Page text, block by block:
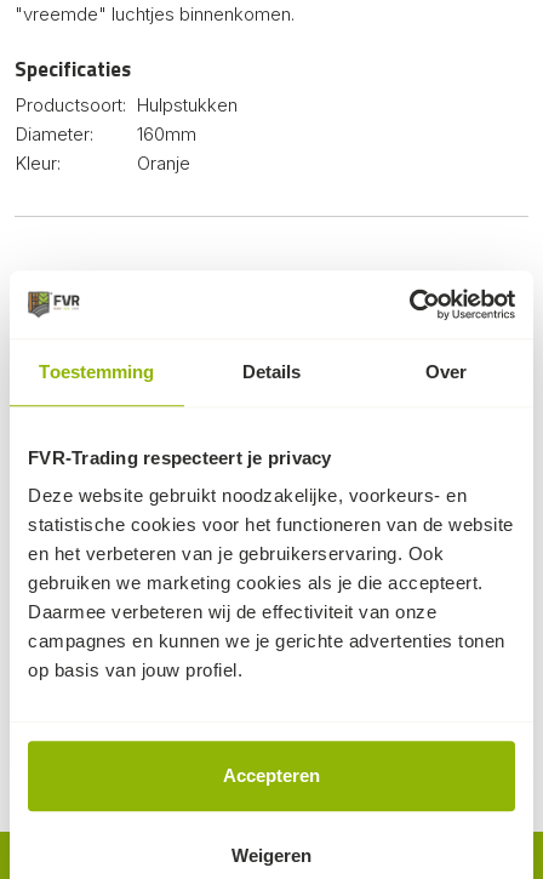
Toestemming Details Over
FVR-Trading respecteert je privacy
Deze website gebruikt noodzakelijke, voorkeurs- en
statistische cookies voor het functioneren van de website
en het verbeteren van je gebruikerservaring. Ook
gebruiken we marketing cookies als je die accepteert.
Daarmee verbeteren wij de effectiviteit van onze
campagnes en kunnen we je gerichte advertenties tonen
op basis van jouw profiel.
Accepteren
Weigeren
"vreemde" luchtjes binnenkomen.
Specificaties
Productsoort: Hulpstukken
Diameter:
160mm
Kleur:
Oranje
Dit kan ook nog knap handig zijn...
PVC buis 160mm - Sn8
- 5m
PVC buis 160mm met
KOMO | voorzien van mof
| interessante
staffelkorting
55,-
PVC verloopring - SN4
Verkrijgbaar in bijna alle
mogelijke verlopen | aan 1
zijde voorzien van een